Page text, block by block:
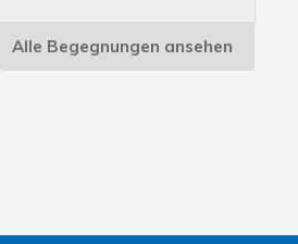
Alle Begegnungen ansehen